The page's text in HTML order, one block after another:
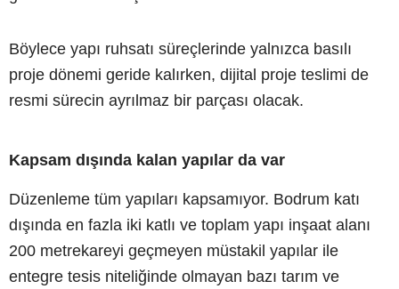
Böylece yapı ruhsatı süreçlerinde yalnızca basılı
proje dönemi geride kalırken, dijital proje teslimi de
resmi sürecin ayrılmaz bir parçası olacak.
Kapsam dışında kalan yapılar da var
Düzenleme tüm yapıları kapsamıyor. Bodrum katı
dışında en fazla iki katlı ve toplam yapı inşaat alanı
200 metrekareyi geçmeyen müstakil yapılar ile
entegre tesis niteliğinde olmayan bazı tarım ve